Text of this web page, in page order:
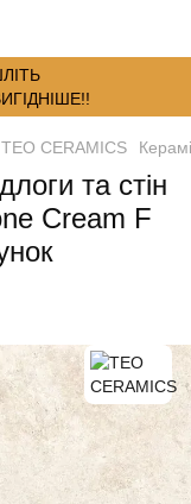
CERAMICS
та стін
Cream F